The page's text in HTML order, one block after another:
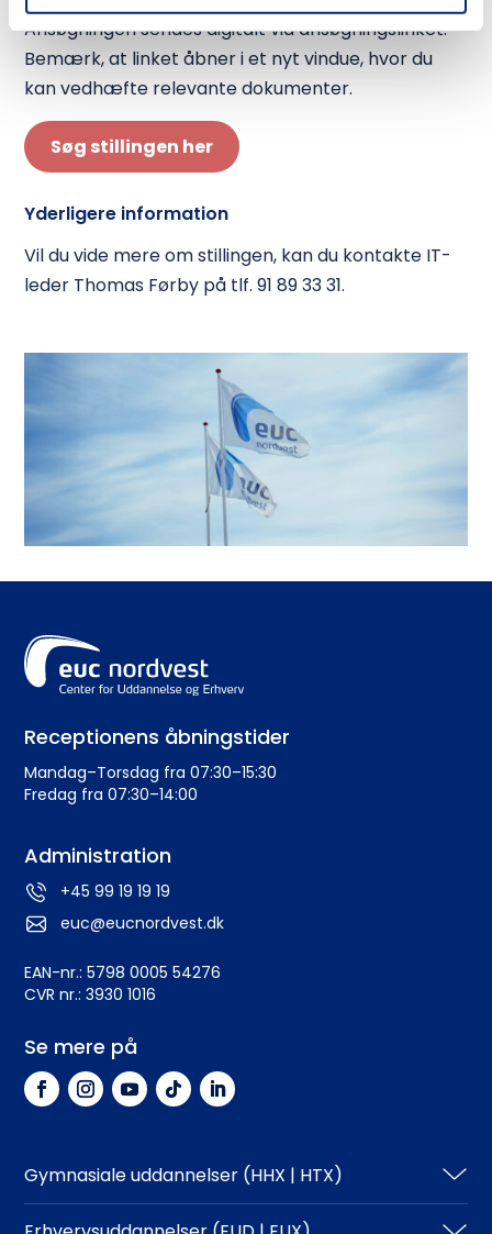
Ansøgningen sendes digitalt via ansøgningslinket.
Bemærk, at linket åbner i et nyt vindue, hvor du
kan vedhæfte relevante dokumenter.
Søg stillingen her
Yderligere information
Vil du vide mere om stillingen, kan du kontakte IT-
leder Thomas Førby på tlf. 91 89 33 31.
Receptionens åbningstider
Mandag–Torsdag fra 07:30–15:30
Fredag fra 07:30–14:00
Administration
+45 99 19 19 19
euc@eucnordvest.dk
EAN-nr.: 5798 0005 54276
CVR nr.: 3930 1016
Se mere på
Gymnasiale uddannelser (HHX | HTX)
HHX